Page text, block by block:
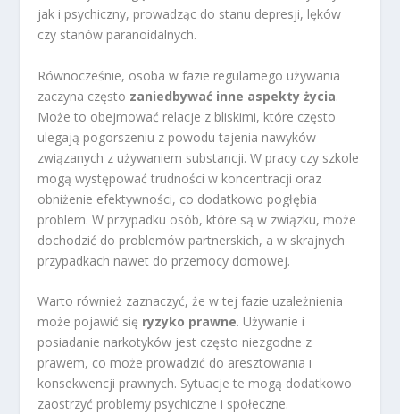
jak i psychiczny, prowadząc do stanu depresji, lęków
czy stanów paranoidalnych.
Równocześnie, osoba w fazie regularnego używania
zaczyna często zaniedbywać inne aspekty życia.
Może to obejmować relacje z bliskimi, które często
ulegają pogorszeniu z powodu tajenia nawyków
związanych z używaniem substancji. W pracy czy szkole
mogą występować trudności w koncentracji oraz
obniżenie efektywności, co dodatkowo pogłębia
problem. W przypadku osób, które są w związku, może
dochodzić do problemów partnerskich, a w skrajnych
przypadkach nawet do przemocy domowej.
Warto również zaznaczyć, że w tej fazie uzależnienia
może pojawić się ryzyko prawne. Używanie i
posiadanie narkotyków jest często niezgodne z
prawem, co może prowadzić do aresztowania i
konsekwencji prawnych. Sytuacje te mogą dodatkowo
zaostrzyć problemy psychiczne i społeczne.